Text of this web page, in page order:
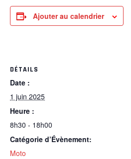
Ajouter au calendrier
DÉTAILS
Date :
1 juin 2025
Heure :
8h30 - 18h00
Catégorie d’Évènement:
Moto